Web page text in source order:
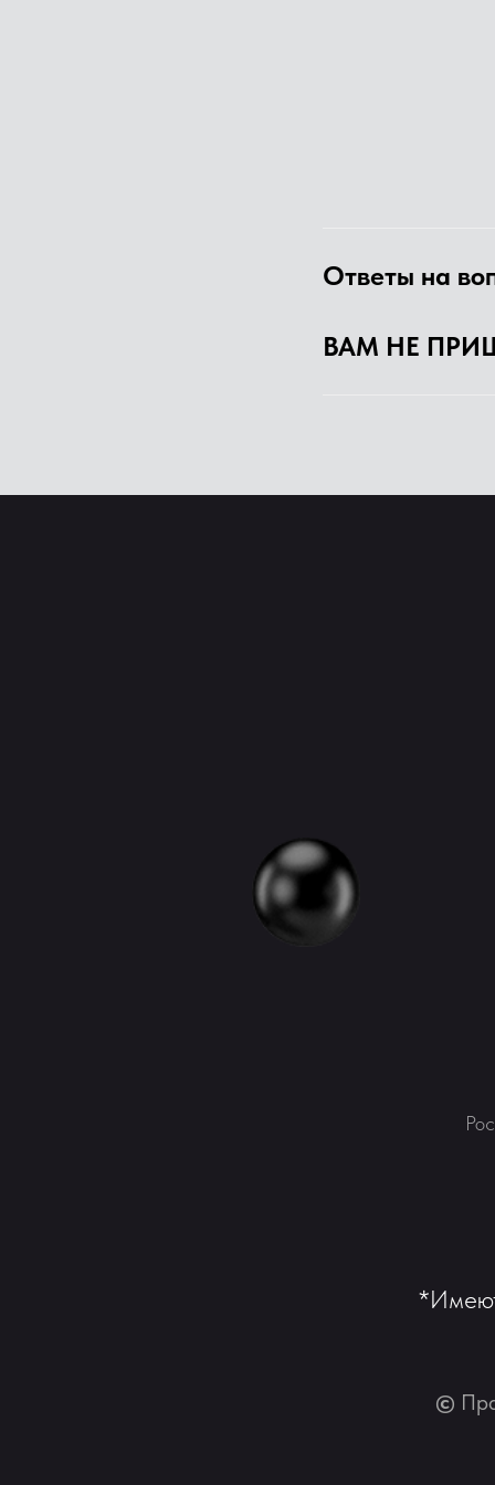
Ответы на
ВАМ НЕ
©